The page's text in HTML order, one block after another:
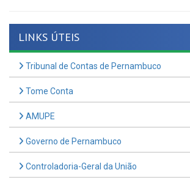
Tribunal de Contas de Pernambuco
Tome Conta
AMUPE
Governo de Pernambuco
Controladoria-Geral da União
Confederação Nacional de Municípios - CNM